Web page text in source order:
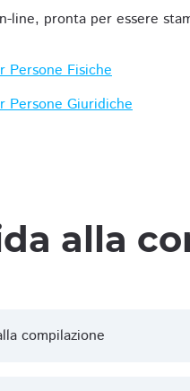
line, pronta per essere
Persone Fisiche
Persone Giuridiche
alla
compilazione